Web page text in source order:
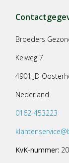
Broeders
Keiweg 7
4901 JD
Nederland
0162-453223
KvK-nummer: